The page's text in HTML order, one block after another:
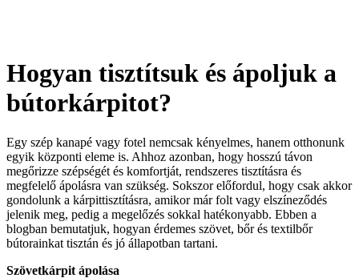
Hogyan tisztítsuk és ápoljuk a
bútorkárpitot?
Egy szép kanapé vagy fotel nemcsak kényelmes, hanem otthonunk
egyik központi eleme is. Ahhoz azonban, hogy hosszú távon
megőrizze szépségét és komfortját, rendszeres tisztításra és
megfelelő ápolásra van szükség. Sokszor előfordul, hogy csak akkor
gondolunk a kárpittisztításra, amikor már folt vagy elszíneződés
jelenik meg, pedig a megelőzés sokkal hatékonyabb. Ebben a
blogban bemutatjuk, hogyan érdemes szövet, bőr és textilbőr
bútorainkat tisztán és jó állapotban tartani.
Szövetkárpit ápolása